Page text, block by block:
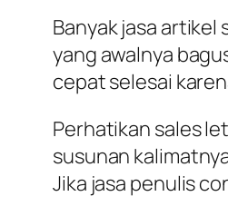
Banyak jasa artikel
yang awalnya
cepat selesai
Perhatikan sales
susunan
Jika jasa penulis